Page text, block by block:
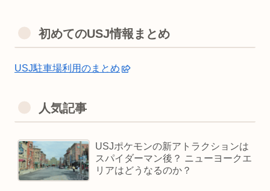
初めてのUSJ情報まとめ
USJ駐車場利用のまとめ
人気記事
USJポケモンの新アトラクションは
スパイダーマン後？ ニューヨークエ
リアはどうなるのか？